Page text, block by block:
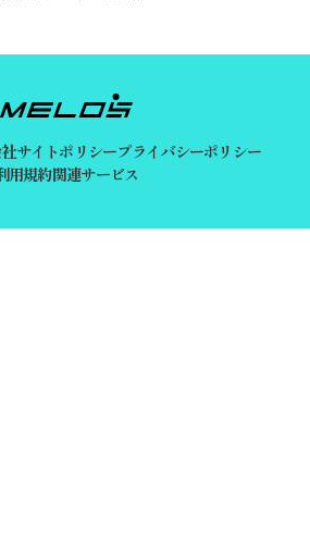
サイトポリシープライバシーポリシー
用規約関連サービス